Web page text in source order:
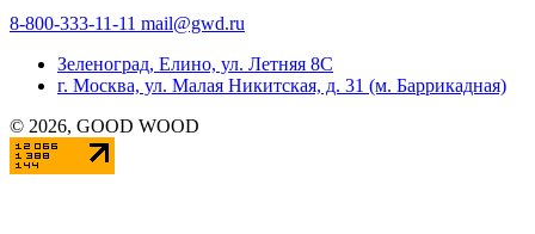
8-800-333-11-11 mail@gwd.ru
Зеленоград, Елино, ул. Летняя 8С
г. Москва, ул. Малая Никитская, д. 31 (м. Баррикадная)
© 2026, GOOD WOOD